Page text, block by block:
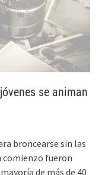
se animan
broncearse sin las
comienzo fueron
de más de 40